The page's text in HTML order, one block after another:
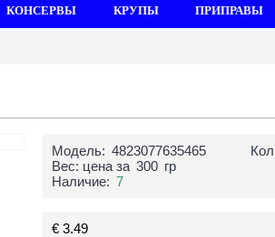
КОНСЕРВЫ КРУПЫ ПРИПРАВЫ
Модель: 4823077635465
Вес: цена за 300 гр
Наличие: 7
€ 3.49